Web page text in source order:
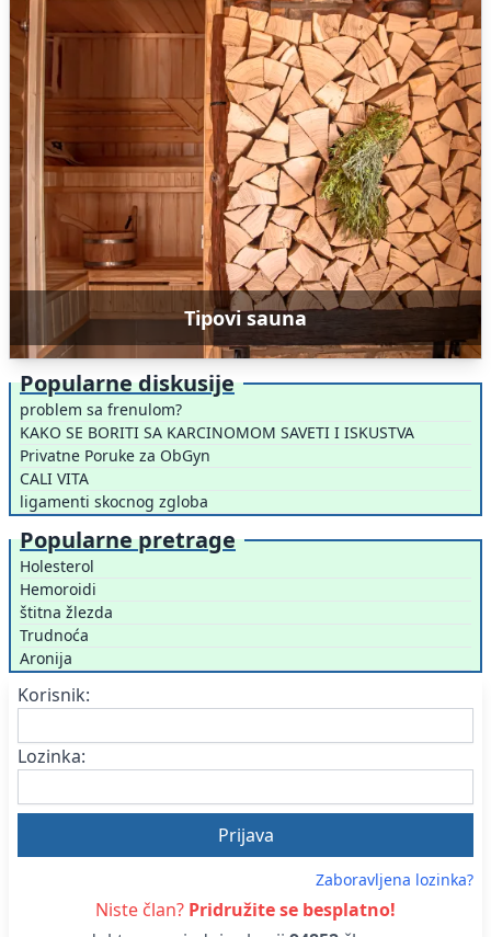
Tipovi sauna
Popularne diskusije
problem sa frenulom?
KAKO SE BORITI SA KARCINOMOM SAVETI I ISKUSTVA
Privatne Poruke za ObGyn
CALI VITA
ligamenti skocnog zgloba
Popularne pretrage
Holesterol
Hemoroidi
štitna žlezda
Trudnoća
Aronija
Korisnik:
Lozinka:
Zaboravljena lozinka?
Niste član? Pridružite se besplatno!